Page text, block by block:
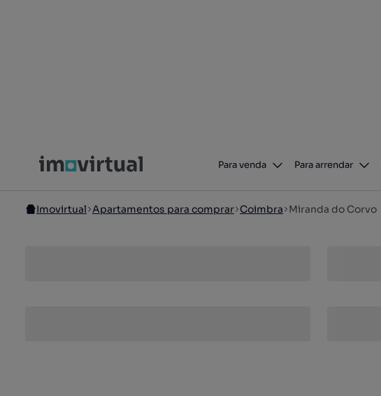
Para venda Para arrendar
Imovirtual Apartamentos para comprar Coimbra Miranda do Corvo